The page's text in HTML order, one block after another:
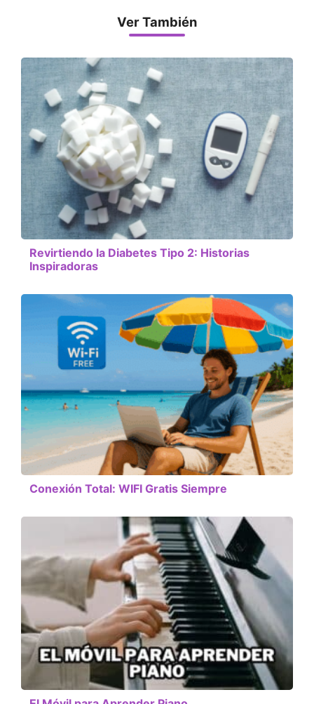
Ver También
Revirtiendo la Diabetes Tipo 2: Historias
Inspiradoras
Conexión Total: WIFI Gratis Siempre